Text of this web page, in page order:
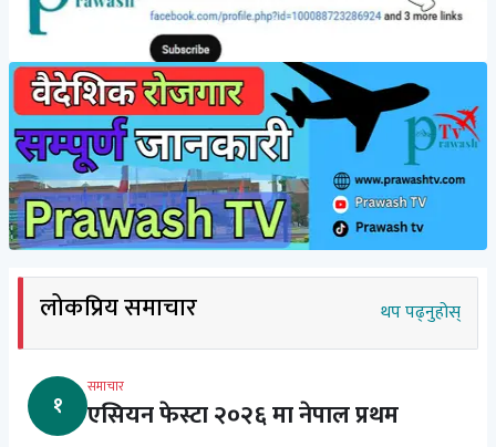
लोकप्रिय समाचार थप पढ्नुहोस्
१
समाचार
एसियन फेस्टा २०२६ मा नेपाल प्रथम